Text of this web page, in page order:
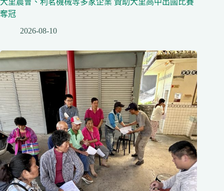
奪冠
2026-08-10